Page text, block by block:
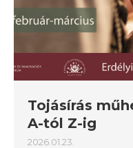
Tojásírás
A-tól Z-ig
2026.01.23.